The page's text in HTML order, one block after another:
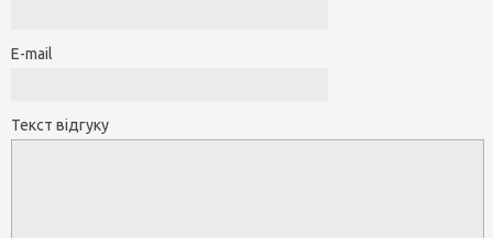
E-mail
Текст відгуку